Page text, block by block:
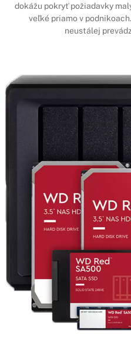
dokážu pokryť požiadavky
veľké priamo v
neustálej